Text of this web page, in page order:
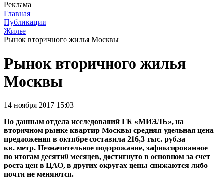
Реклама
Главная
Публикации
Жилье
Рынок вторичного жилья Москвы
Рынок вторичного жилья
Москвы
14 ноября 2017 15:03
По данным отдела исследований ГК «МИЭЛЬ», на
вторичном рынке квартир Москвы средняя удельная цена
предложения в октябре составила 216,3 тыс. руб.за
кв. метр. Незначительное подорожание, зафиксированное
по итогам десяти0 месяцев, достигнуто в основном за счет
роста цен в ЦАО, в других округах цены снижаются либо
почти не меняются.